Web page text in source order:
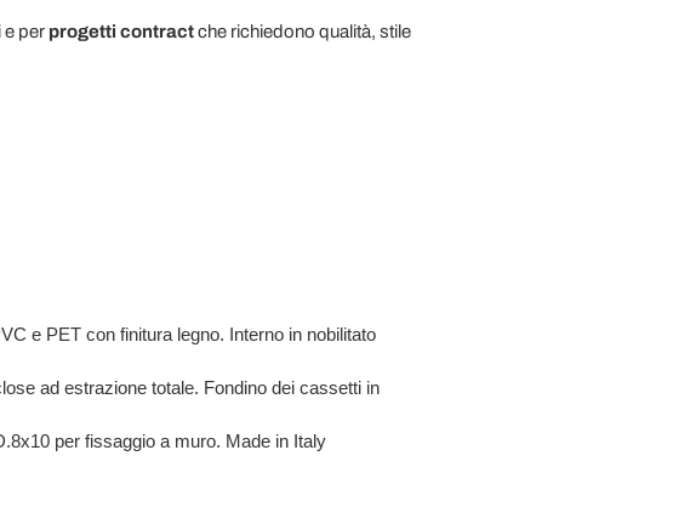
e per progetti contractche richiedono qualità, stile
e PET con finitura legno. Interno in nobilitato
ad estrazione totale. Fondino dei cassetti in
per fissaggio a muro. Made in Italy